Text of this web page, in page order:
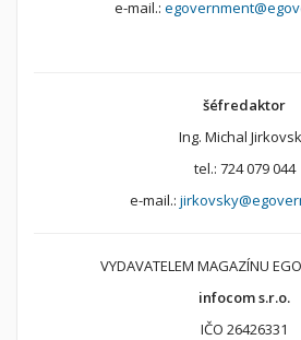
e-mail.:
šéfredaktor
Ing. Michal
tel.: 724 079 044
e-mail.:
VYDAVATELEM MAGAZÍNU
infocom s.r.o.
IČO 26426331